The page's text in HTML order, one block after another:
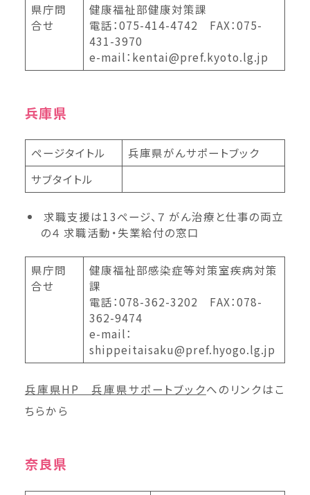
県庁問
合せ
健康福祉部健康対策課
電話：075-414-4742 FAX：075-
431-3970
e-mail：kentai@pref.kyoto.lg.jp
兵庫県
ページタイトル
兵庫県がんサポートブック
サブタイトル
求職支援は13ページ、７ がん治療と仕事の両立
の４ 求職活動・失業給付の窓口
県庁問
合せ
健康福祉部感染症等対策室疾病対策
課
電話：078-362-3202 FAX：078-
362-9474
e-mail：
shippeitaisaku@pref.hyogo.lg.jp
兵庫県HP 兵庫県サポートブックへのリンクはこ
ちらから
奈良県